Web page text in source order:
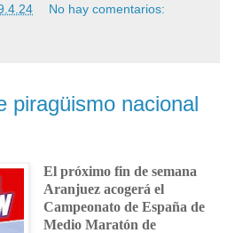
No hay comentarios:
piragüismo nacional
El próximo fin de semana
Aranjuez acogerá el
Campeonato de España de
Medio Maratón de